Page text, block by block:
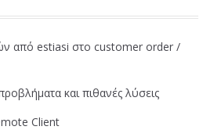
από estiasi στο customer order /
και πιθανές λύσεις
Client